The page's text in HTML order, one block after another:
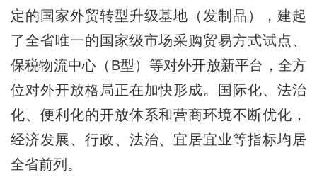
定的国家外贸转型升级基地（发制品），建起
了全省唯一的国家级市场采购贸易方式试点、
保税物流中心（B型）等对外开放新平台，全方
位对外开放格局正在加快形成。国际化、法治
化、便利化的开放体系和营商环境不断优化，
经济发展、行政、法治、宜居宜业等指标均居
全省前列。